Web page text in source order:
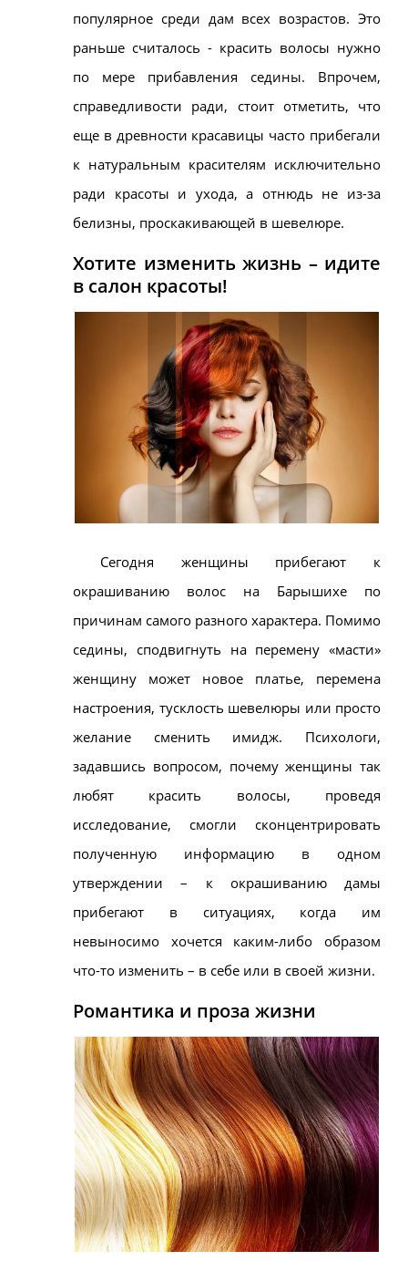
популярное среди дам всех возрастов. Это
раньше считалось - красить волосы нужно
по мере прибавления седины. Впрочем,
справедливости ради, стоит отметить, что
еще в древности красавицы часто прибегали
к натуральным красителям исключительно
ради красоты и ухода, а отнюдь не из-за
белизны, проскакивающей в шевелюре.
Хотите изменить жизнь – идите
в салон красоты!
Сегодня женщины прибегают к
окрашиванию волос на Барышихе по
причинам самого разного характера. Помимо
седины, сподвигнуть на перемену «масти»
женщину может новое платье, перемена
настроения, тусклость шевелюры или просто
желание сменить имидж. Психологи,
задавшись вопросом, почему женщины так
любят красить волосы, проведя
исследование, смогли сконцентрировать
полученную информацию в одном
утверждении – к окрашиванию дамы
прибегают в ситуациях, когда им
невыносимо хочется каким-либо образом
что-то изменить – в себе или в своей жизни.
Романтика и проза жизни